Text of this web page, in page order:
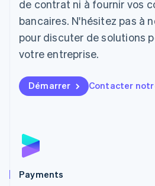
de contrat ni à fournir vos
bancaires. N'hésitez pas à
pour discuter de solutions
votre entreprise.
Démarrer Contacter
Payments
DeutschEnglish
Lituanie
Luxembourg
FrançaisDeutschEnglish
English简体中文
Malte
Norvège
English
English